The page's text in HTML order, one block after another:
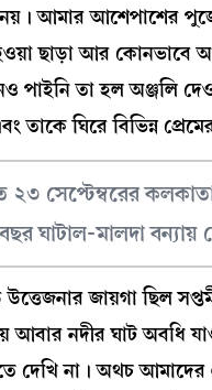
নয়। আমার আশেপাশের
ছাড়া আর কোনভাবে
তা হল অঞ্জলি
তাকে ঘিরে বিভিন্ন
২৩ সেপ্টেম্বরের
ঘাটাল-মালদা
জায়গা ছিল
আবার নদীর ঘাট অবধি
না। অথচ আমাদের